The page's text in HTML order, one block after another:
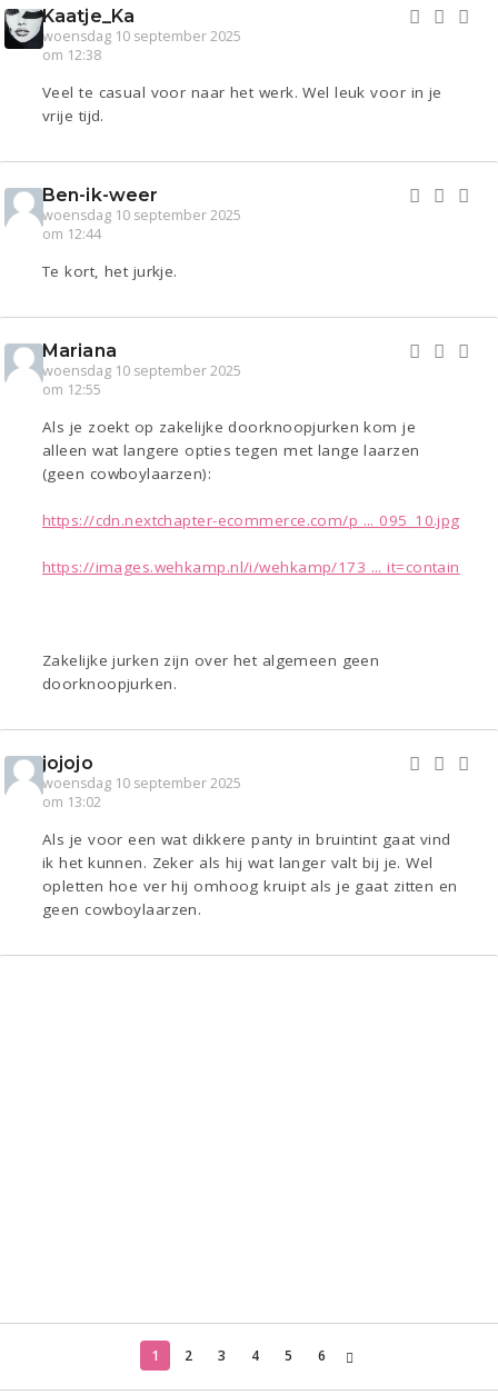
Kaatje_Ka
woensdag 10 september 2025
om 12:38
Veel te casual voor naar het werk. Wel leuk voor in je
vrije tijd.
Ben-ik-weer
woensdag 10 september 2025
om 12:44
Te kort, het jurkje.
Mariana
woensdag 10 september 2025
om 12:55
Als je zoekt op zakelijke doorknoopjurken kom je
alleen wat langere opties tegen met lange laarzen
(geen cowboylaarzen):
https://cdn.nextchapter-ecommerce.com/p ... 095_10.jpg
https://images.wehkamp.nl/i/wehkamp/173 ... it=contain
Zakelijke jurken zijn over het algemeen geen
doorknoopjurken.
jojojo
woensdag 10 september 2025
om 13:02
Als je voor een wat dikkere panty in bruintint gaat vind
ik het kunnen. Zeker als hij wat langer valt bij je. Wel
opletten hoe ver hij omhoog kruipt als je gaat zitten en
geen cowboylaarzen.
1 2 3 4 5 6